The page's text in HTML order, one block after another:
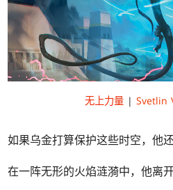
无上力量| Svetlin
如果乌金打算保护这些时空，他
在一阵无形的火焰涟漪中，他离开